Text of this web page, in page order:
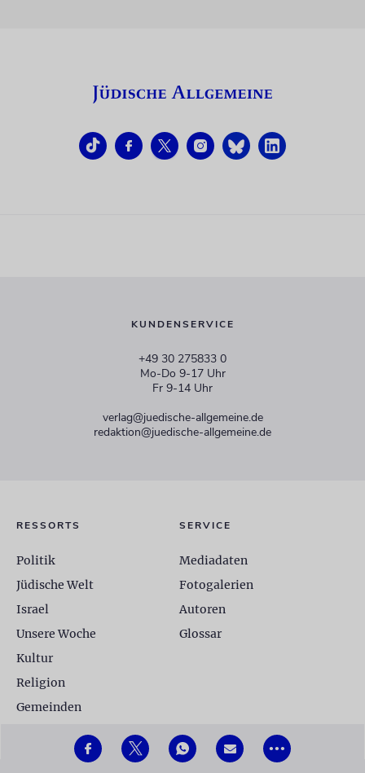
•••
KUNDENSERVICE
+49 30 275833 0
Mo-Do 9-17 Uhr
Fr 9-14 Uhr
verlag@juedische-allgemeine.de
redaktion@juedische-allgemeine.de
RESSORTS
Politik
Jüdische Welt
Israel
Unsere Woche
Kultur
Religion
Gemeinden
SERVICE
Mediadaten
Fotogalerien
Autoren
Glossar